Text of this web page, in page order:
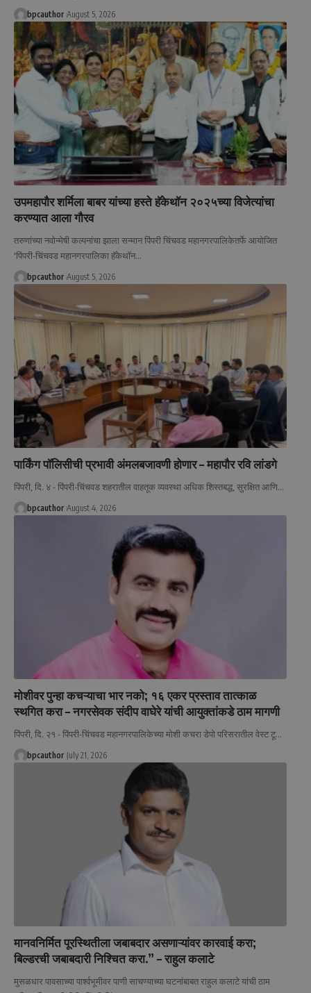
bpcauthor August 5, 2026
उपमहापौर शर्मिला बाबर यांच्या हस्ते हॅकेथॉन २०२५च्या विजेत्यांचा
करण्यात आला गौरव
तरुणांच्या नवोन्मेषी कल्पनांचा झाला सन्मान पिंपरी चिंचवड महानगरपालिकेतर्फे आयोजित
'पिंपरी-चिंचवड महानगरपालिका हॅकेथॉन…
bpcauthor August 5, 2026
पार्किंग पॉलिसीची प्रभावी अंमलबजावणी होणार – महापौर रवि लांडगे
पिंपरी, दि. ४ - पिंपरी-चिंचवड शहरातील वाहतूक व्यवस्था अधिक शिस्तबद्ध, सुरक्षित आणि…
bpcauthor August 4, 2026
मोशीवर पुन्हा कचऱ्याचा भार नको; १६ एकर प्रस्ताव तात्काळ
स्थगित करा – नगरसेवक संदीप वाघेरे यांची आयुक्तांकडे ठाम मागणी
पिंपरी, दि. २१ - पिंपरी-चिंचवड महानगरपालिकेच्या मोशी कचरा डेपो परिसरातील वेस्ट टू…
bpcauthor July 21, 2026
मानवनिर्मित पूरस्थितीला जबाबदार असणाऱ्यांवर कारवाई करा;
बिल्डरची जबाबदारी निश्चित करा.” – राहुल कलाटे
मुसळधार पावसाच्या पार्श्वभूमीवर पाणी साचण्याच्या घटनांबाबत राहुल कलाटे यांची ठाम